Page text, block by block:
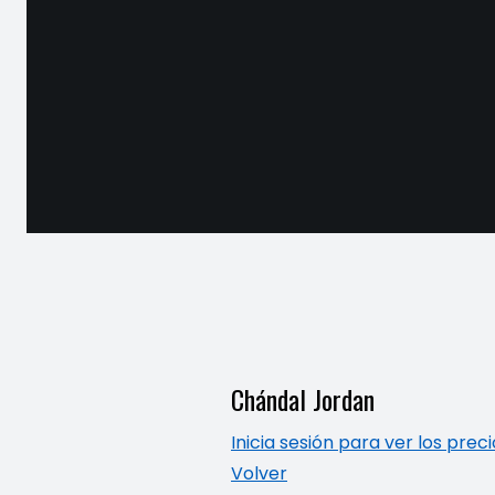
Chándal Jordan
Inicia sesión para ver los
Volver